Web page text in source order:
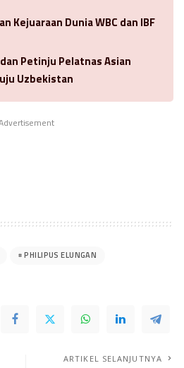
Kejuaraan Dunia WBC dan IBF
Petinju Pelatnas Asian
Uzbekistan
PHILIPUS ELUNGAN
ARTIKEL SELANJUTNYA